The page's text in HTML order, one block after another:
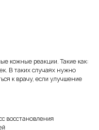
кожные реакции. Такие как:
В таких случаях нужно
к врачу, если улучшение
восстановления